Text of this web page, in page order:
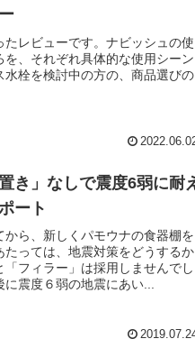
レビューです。ナビッシュの使
、それぞれ具体的な使用シーン
栓を検討中の方の、商品選びの
き」なしで震度6弱に耐
ート
ら、新しくパモウナの食器棚を
っては、地震対策をどうするか
フィラー」は採用しませんでし
震度６弱の地震にあい...